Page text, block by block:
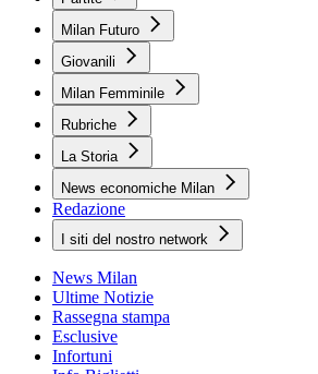
Milan Futuro
Giovanili
Milan Femminile
Rubriche
La Storia
News economiche Milan
Redazione
I siti del nostro network
News Milan
Ultime Notizie
Rassegna stampa
Esclusive
Infortuni